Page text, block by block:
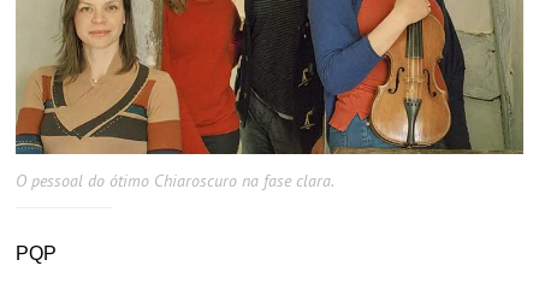
O pessoal do ótimo Chiaroscuro na fase clara.
PQP